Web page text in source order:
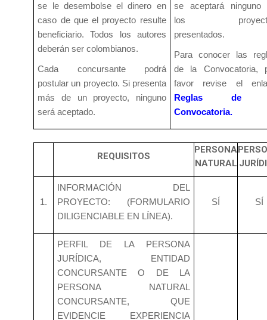
se le desembolse el dinero en
caso de que el proyecto resulte
beneficiario. Todos los autores
deberán ser colombianos.
Cada concursante podrá
postular un proyecto. Si presenta
más de un proyecto, ninguno
será aceptado.
se aceptará ninguno
los
presentados.
Para conocer las
de la Convocatoria,
favor revise el
Reglas de
Convocatoria.
REQUISITOS
PERSONA
NATURAL
1.
INFORMACIÓN DEL
PROYECTO: (FORMULARIO
DILIGENCIABLE EN LÍNEA).
SÍ SÍ
PERFIL DE LA PERSONA
JURÍDICA, ENTIDAD
CONCURSANTE O DE LA
PERSONA NATURAL
CONCURSANTE, QUE
EVIDENCIE EXPERIENCIA